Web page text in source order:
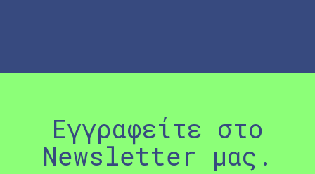
Εγγραφείτε στο
Newsletter μας.